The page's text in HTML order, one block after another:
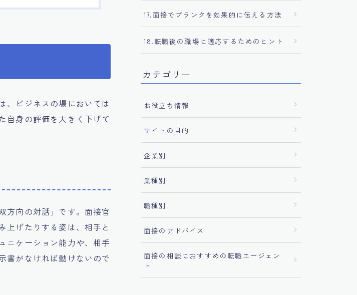
、ビジネスの場においては
自身の評価を大きく下げて
方向の対話」です。面接官
上げたりする姿は、相手と
ニケーション能力や、相手
書がなければ動けないので
17.面接でブランクを効果的に伝える方法
18.転職後の職場に適応するためのヒント
カテゴリー
お役立ち情報
サイトの目的
企業別
業種別
職種別
面接のアドバイス
面接の相談におすすめの転職エージェン
ト